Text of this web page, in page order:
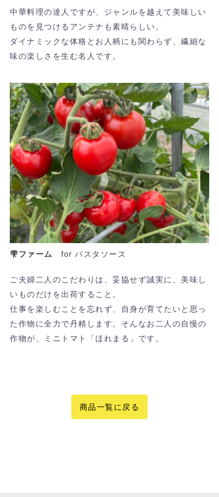
中華料理の達人ですが、ジャンルを越えて美味しい
ものを見つけるアンテナも素晴らしい。
ダイナミックな体格とお人柄にも関わらず、繊細な
味の楽しさを生む名人です。
雫ファーム for パスタソース
ご夫婦二人のこだわりは、妥協せず誠実に、美味し
いものだけを出荷すること。
仕事を楽しむことを忘れず、自身が育てたいと思っ
た作物に全力で丹精します。そんなお二人の自慢の
作物が、ミニトマト「ほれまる」です。
商品一覧に戻る